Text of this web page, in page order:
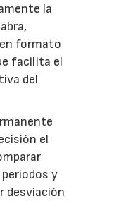
la
formato
facilita el
del
el
y
desviación